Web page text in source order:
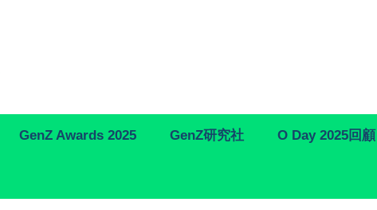
GenZ Awards 2025 GenZ研究社 O Day 2025回顧